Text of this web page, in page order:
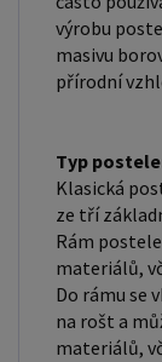
SPOLUPRÁCI
kontrole,
výrobu
masivu
přírodní
Typ
Klasická
ze tří
Rám
materiálů,
Do rámu se
na rošt a
materiálů,